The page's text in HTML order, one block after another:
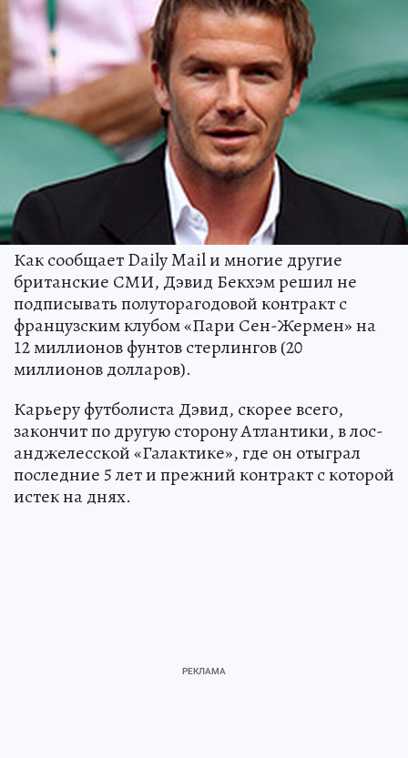
Как сообщает Daily Mail и многие другие
британские СМИ, Дэвид Бекхэм решил не
подписывать полуторагодовой контракт с
французским клубом «Пари Сен-Жермен» на
12 миллионов фунтов стерлингов (20
миллионов долларов).
Карьеру футболиста Дэвид, скорее всего,
закончит по другую сторону Атлантики, в лос-
анджелесской «Галактике», где он отыграл
последние 5 лет и прежний контракт с которой
истек на днях.